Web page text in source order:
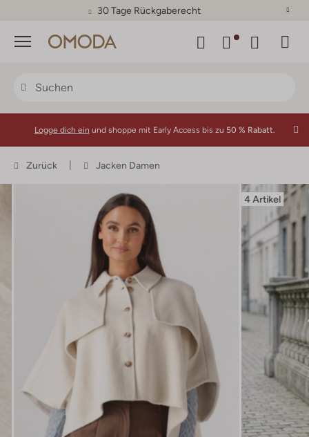
30 Tage Rückgaberecht
Menü
Logge dich ein und shoppe mit Early Access bis zu 50 % Rabatt.
Zurück Jacken Damen
4 Artikel